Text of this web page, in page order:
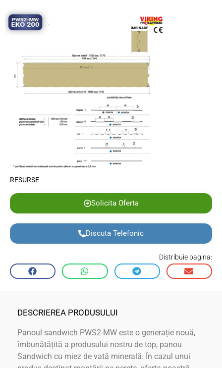
RESURSE
Solicita Oferta
Discuta Telefonic
Distribuie pagina:
DESCRIEREA PRODUSULUI
Panoul sandwich PWS2-MW este o generație nouă,
îmbunătățită a produsului nostru de top, panou
Sandwich cu miez de vată minerală. În cazul unui